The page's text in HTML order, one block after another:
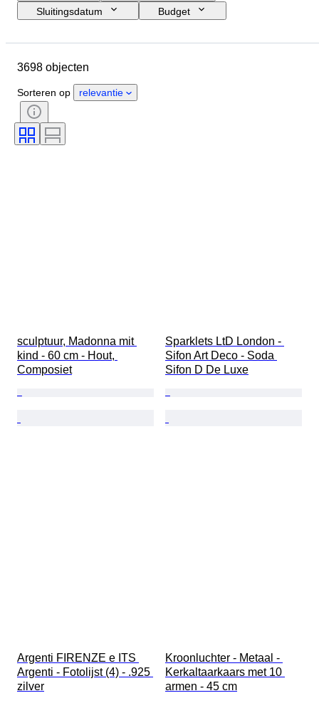
Sluitingsdatum
Budget
Land van herkomst
Geslacht
Conditie
Certificaat
Handtekening
Horloge uurwerk
3698 objecten
Sorteren op relevantie
sculptuur, Madonna mit
kind - 60 cm - Hout,
Composiet
Sparklets LtD London -
Sifon Art Deco - Soda
Sifon D De Luxe
Argenti FIRENZE e ITS
Argenti - Fotolijst (4) - .925
zilver
Kroonluchter - Metaal -
Kerkaltaarkaars met 10
armen - 45 cm